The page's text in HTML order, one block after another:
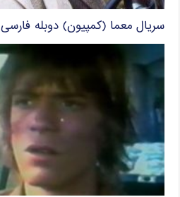
سریال معما (کمپیون) دوبله فارسی